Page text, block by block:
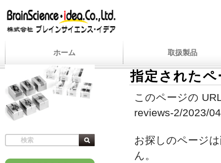
ホーム 取扱製品
指定された
このページの
reviews-2/2023/
お探しのページ
ん。